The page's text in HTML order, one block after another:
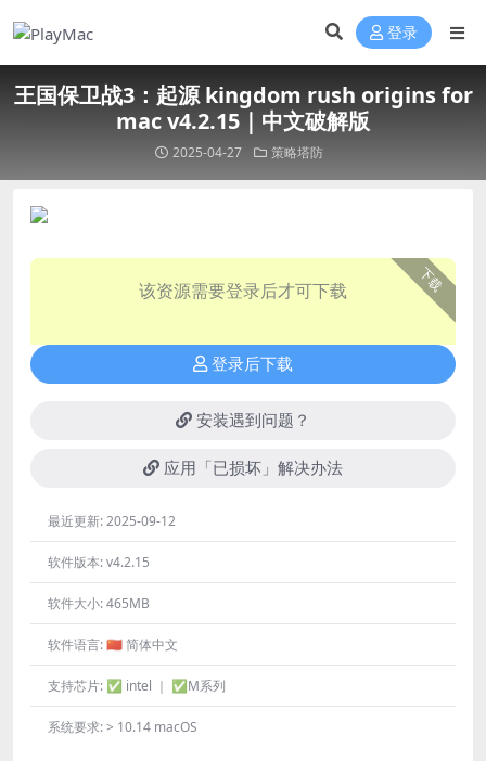
登录
王国保卫战3：起源 kingdom rush origins for
mac v4.2.15｜中文破解版
2025-04-27 策略塔防
下载
该资源需要登录后才可下载
登录后下载
安装遇到问题？
应用「已损坏」解决办法
最近更新:2025-09-12
软件版本:v4.2.15
软件大小:465MB
软件语言:🇨🇳 简体中文
支持芯片: ✅ intel ｜ ✅M系列
系统要求:> 10.14 macOS